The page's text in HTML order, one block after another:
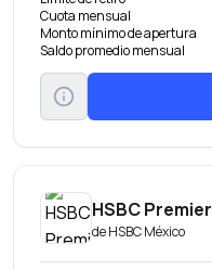
Cuota mensual
Monto mínimo de apertura
Saldo promedio mensual
HSBC Premier
deHSBC México